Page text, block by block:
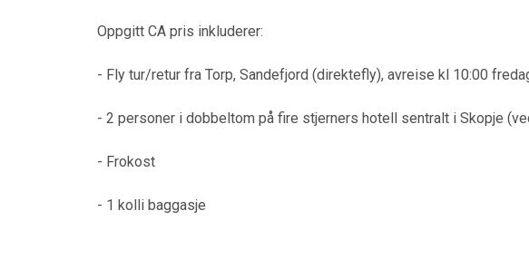
Oppgitt CA pris inkluderer:
- Fly tur/retur fra Torp, Sandefjord (direktefly), avreise kl 10:00
- 2 personer i dobbeltom på fire stjerners hotell sentralt i Skopje
- Frokost
- 1 kolli baggasje